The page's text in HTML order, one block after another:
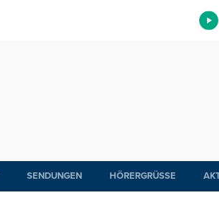
SENDUNGEN HÖRERGRÜSSE